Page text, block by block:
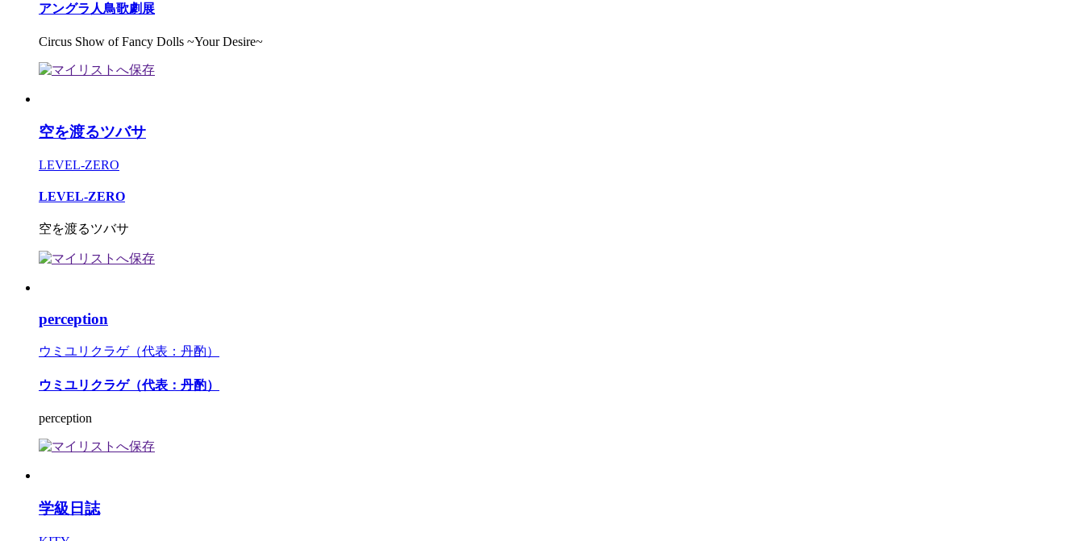
アングラ人鳥歌劇展
Circus Show of Fancy Dolls ~Your Desire~
空を渡るツバサ
LEVEL-ZERO
LEVEL-ZERO
空を渡るツバサ
perception
ウミユリクラゲ（代表：丹酌）
ウミユリクラゲ（代表：丹酌）
perception
学級日誌